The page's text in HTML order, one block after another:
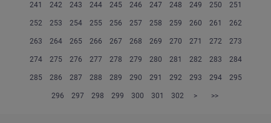
241 242 243 244 245 246 247 248 249 250 251
252 253 254 255 256 257 258 259 260 261 262
263 264 265 266 267 268 269 270 271 272 273
274 275 276 277 278 279 280 281 282 283 284
285 286 287 288 289 290 291 292 293 294 295
296 297 298 299 300 301 302 > >>